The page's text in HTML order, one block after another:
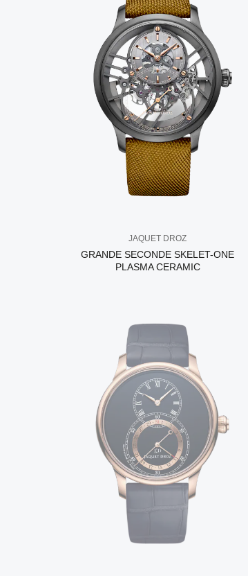
JAQUET DROZ
GRANDE SECONDE SKELET-ONE
PLASMA CERAMIC